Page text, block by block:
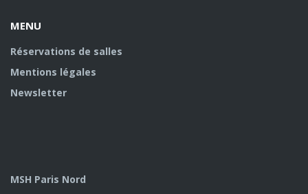
MENU
Réservations de salles
Mentions légales
Newsletter
MSH Paris Nord